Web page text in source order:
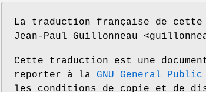
La traduction française de cette
Jean-Paul Guillonneau
Cette traduction est une
reporter à la GNU General
les conditions de copie et de